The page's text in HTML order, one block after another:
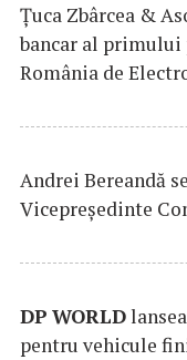
Țuca Zbârcea &
bancar al
România de
Andrei Bereandă
Vicepreședinte
DP WORLD
pentru vehicule